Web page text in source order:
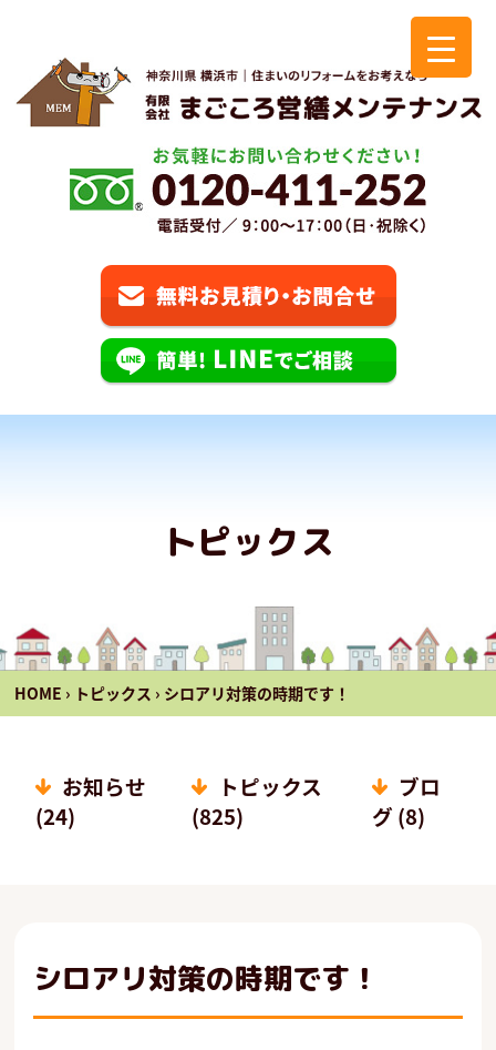
トピックス
HOME › トピックス › シロアリ対策の時期です！
お知らせ
(24)
トピックス
(825)
ブロ
グ (8)
シロアリ対策の時期です！